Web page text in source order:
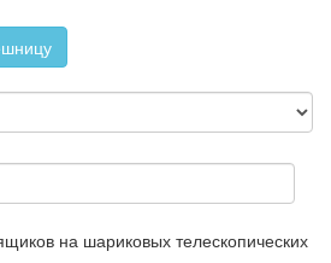
на шариковых телескопических